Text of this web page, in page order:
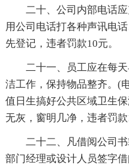
二十、公司内部电话
用公司电话打各种声讯电
先登记，违者罚款10元。
二十一、员工应在每
洁工作，保持物品整齐。(
值日生搞好公共区域卫生
无灰，窗明几净，违者罚款
二十二、凡借阅公司
部门经理或设计人员签字